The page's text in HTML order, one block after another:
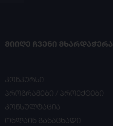
ᲛᲘᲘᲦᲔ ᲩᲕᲔᲜᲘ ᲛᲮᲐᲠᲓᲐᲭᲔᲠᲐ
კონკურსი
პროგრამები / პროექტები
კონსულტაცია
ონლაინ განაცხადი